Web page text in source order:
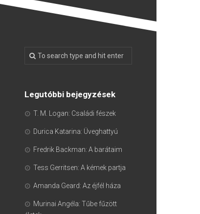
Legutóbbi bejegyzések
T. M. Logan: Családi fészek
Durica Katarina: Üveghattyú
Fredrik Backman: A barátaim
Tess Gerritsen: A kémek partja
Amanda Geard: Az éjfél háza
Murinai Angéla: Tűbe fűzött